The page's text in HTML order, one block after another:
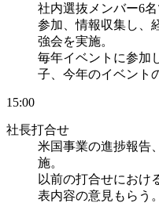
社内選抜メンバー6
参加、情報収集し、
強会を実施。
毎年イベントに参加
子、今年のイベント
15:00
社長打合せ
米国事業の進捗報告
施。
以前の打合せにおけ
表内容の意見もらう。